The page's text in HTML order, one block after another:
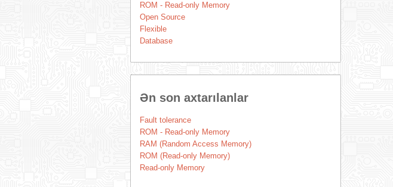
ROM - Read-only Memory
Open Source
Flexible
Database
Ən son axtarılanlar
Fault tolerance
ROM - Read-only Memory
RAM (Random Access Memory)
ROM (Read-only Memory)
Read-only Memory